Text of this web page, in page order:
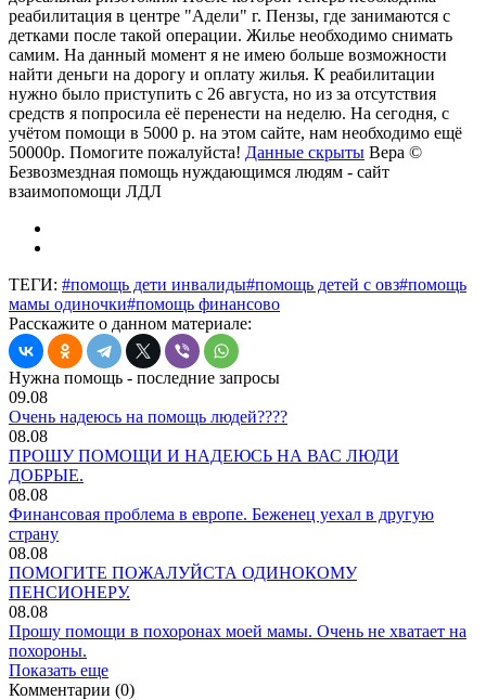
реабилитация в центре "Адели" г. Пензы, где занимаются с
детками после такой операции. Жилье необходимо снимать
самим. На данный момент я не имею больше возможности
найти деньги на дорогу и оплату жилья. К реабилитации
нужно было приступить с 26 августа, но из за отсутствия
средств я попросила её перенести на неделю. На сегодня, с
учётом помощи в 5000 р. на этом сайте, нам необходимо ещё
50000р. Помогите пожалуйста! Данные скрыты Вера ©
Безвозмездная помощь нуждающимся людям - сайт
взаимопомощи ЛДЛ
ТЕГИ: #помощь дети инвалиды#помощь детей с овз#помощь
мамы одиночки#помощь финансово
Расскажите о данном материале:
Нужна помощь - последние запросы
09.08
Очень надеюсь на помощь людей????
08.08
ПРОШУ ПОМОЩИ И НАДЕЮСЬ НА ВАС ЛЮДИ
ДОБРЫЕ.
08.08
Финансовая проблема в европе. Беженец уехал в другую
страну
08.08
ПОМОГИТЕ ПОЖАЛУЙСТА ОДИНОКОМУ
ПЕНСИОНЕРУ.
08.08
Прошу помощи в похоронах моей мамы. Очень не хватает на
похороны.
Показать еще
Комментарии (0)